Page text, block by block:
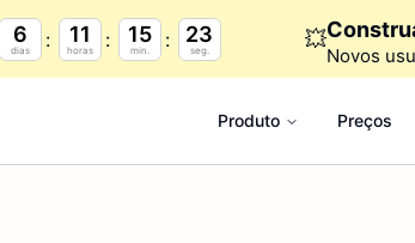
6
dias
11
horas
15
min.
22
seg. 💥
Novos
Produto Preços